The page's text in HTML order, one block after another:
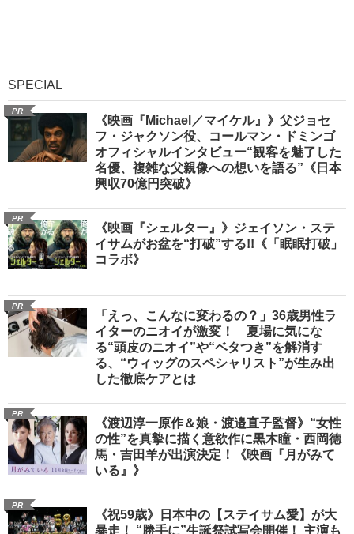
SPECIAL
PR
《映画『Michael／マイケル』》父ジョセ
フ・ジャクソン役、コールマン・ドミンゴ
オフィシャルインタビュー“観客を魅了した
名優、複雑な父親像への想いを語る”《日本
興収70億円突破》
PR
《映画『シェルター』》ジェイソン・ステ
イサムがお盆を“打破”する!!《「眠眠打破」
コラボ》
PR
「えっ、こんなに変わるの？」36歳男性ラ
イターのニオイが激変！ 夏場に気にな
る“頭皮のニオイ”や“ベタつき”を解消す
る、“ウィッグのスペシャリスト”が生み出
した徹底ケアとは
PR
《渡辺淳一原作＆娘・渡邉直子監督》“女性
の性”を真摯に描く意欲作に黒木瞳・西岡德
馬・吉田羊が出演決定！《映画『月がみて
いる』》
PR
《祝59歳》日本中の【ステイサム愛】が大
暴走！ “勝手に”生誕祭試写会開催！ 主演も